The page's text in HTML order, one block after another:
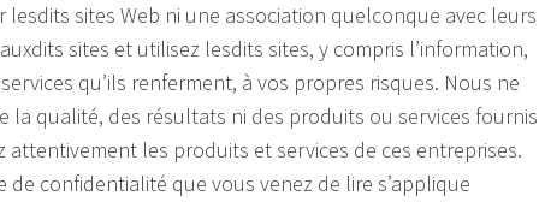
sites Web ni une association quelconque avec leurs
sites et utilisez lesdits sites, y compris l’information,
qu’ils renferment, à vos propres risques. Nous ne
la qualité, des résultats ni des produits ou services fournis
attentivement les produits et services de ces entreprises.
confidentialité que vous venez de lire s’applique